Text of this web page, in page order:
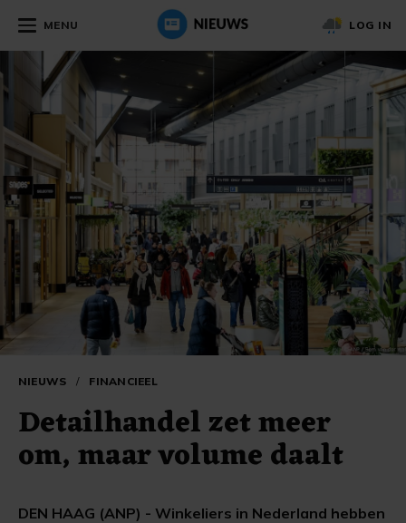
MENU LOG IN
NIEUWS / FINANCIEEL
Detailhandel zet meer
om, maar volume daalt
DEN HAAG (ANP) - Winkeliers in Nederland hebben